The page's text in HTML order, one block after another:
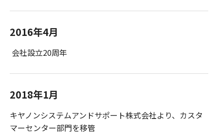
2016年4月
会社設立20周年
2018年1月
キヤノンシステムアンドサポート株式会社より、カスタ
マーセンター部門を移管